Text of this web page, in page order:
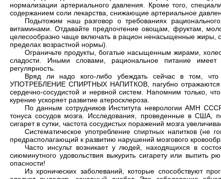
нормализации артериального давления. Кроме того,
содержанием соли лекарства, снижающие артериальное
Подытожим наш разговор о требованиях
витаминами. Отдавайте предпочтение овощам, фруктам,
целесообразно чаще включать в рацион ненасыщенные жиры,
пределах возрастной нормы).
Ограничьте продукты, богатые насыщенным жирами,
сладости. Иными словами, рациональное питание
регулярность.
Вряд ли надо кого-либо убеждать сейчас в том,
УПОТРЕБЛЕНИЕ СПИРТНЫХ НАПИТКОВ, пагубно отражаются
сердечно-сосудистой и нервной систем. Напомним только,
курение ускоряет развитие атеросклероза.
По данным сотрудников Института неврологии АМН
тонуса сосудов мозга. Исследования, проведенные в США,
сигарет в сутки, частота сосудистых поражений мозга
Систематическое употребление спиртных напитков (не
предрасполагающий к развитию нарушений мозгового
Часто инсульт возникает у людей, находящихся в
сиюминутного удовольствия выкурить сигарету или выпить
опасности!
Из хронических заболеваний, которые способствуют